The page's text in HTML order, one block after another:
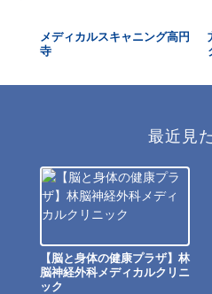
メディカルスキャニング高円
寺
最近見
【脳と身体の健康プラザ】林
脳神経外科メディカルクリニ
ック